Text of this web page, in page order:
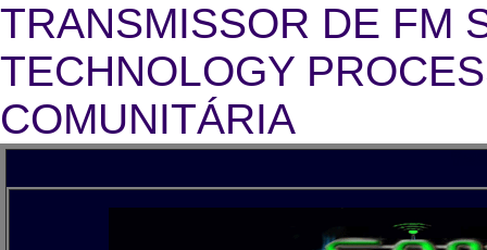
TRANSMISSOR DE FM
TECHNOLOGY
COMUNITÁRIA